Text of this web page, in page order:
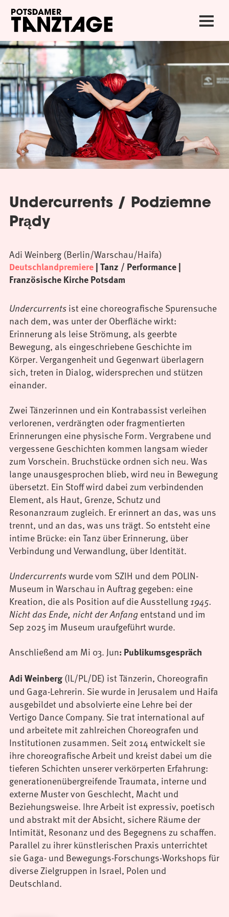
Undercurrents / Podziemne
Prądy
Adi Weinberg (Berlin/Warschau/Haifa)
Deutschlandpremiere| Tanz / Performance |
Französische Kirche Potsdam
Undercurrents ist eine choreografische Spurensuche
nach dem, was unter der Oberfläche wirkt:
Erinnerung als leise Strömung, als geerbte
Bewegung, als eingeschriebene Geschichte im
Körper. Vergangenheit und Gegenwart überlagern
sich, treten in Dialog, widersprechen und stützen
einander.
Zwei Tänzerinnen und ein Kontrabassist verleihen
verlorenen, verdrängten oder fragmentierten
Erinnerungen eine physische Form. Vergrabene und
vergessene Geschichten kommen langsam wieder
zum Vorschein. Bruchstücke ordnen sich neu. Was
lange unausgesprochen blieb, wird neu in Bewegung
übersetzt. Ein Stoff wird dabei zum verbindenden
Element, als Haut, Grenze, Schutz und
Resonanzraum zugleich. Er erinnert an das, was uns
trennt, und an das, was uns trägt. So entsteht eine
intime Brücke: ein Tanz über Erinnerung, über
Verbindung und Verwandlung, über Identität.
Undercurrentswurde vom SZIH und dem POLIN-
Museum in Warschau in Auftrag gegeben: eine
Kreation, die als Position auf die Ausstellung 1945.
Nicht das Ende, nicht der Anfang entstand und im
Sep 2025 im Museum uraufgeführt wurde.
Anschließend am Mi 03. Jun:Publikumsgespräch
Adi Weinberg(IL/PL/DE) ist Tänzerin, Choreografin
und Gaga-Lehrerin. Sie wurde in Jerusalem und Haifa
ausgebildet und absolvierte eine Lehre bei der
Vertigo Dance Company. Sie trat international auf
und arbeitete mit zahlreichen Choreografen und
Institutionen zusammen. Seit 2014 entwickelt sie
ihre choreografische Arbeit und kreist dabei um die
tieferen Schichten unserer verkörperten Erfahrung:
generationenübergreifende Traumata, interne und
externe Muster von Geschlecht, Macht und
Beziehungsweise. Ihre Arbeit ist expressiv, poetisch
und abstrakt mit der Absicht, sichere Räume der
Intimität, Resonanz und des Begegnens zu schaffen.
Parallel zu ihrer künstlerischen Praxis unterrichtet
sie Gaga- und Bewegungs-Forschungs-Workshops für
diverse Zielgruppen in Israel, Polen und
Deutschland.